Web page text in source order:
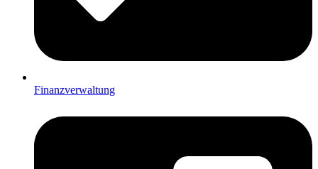
Finanzverwaltung